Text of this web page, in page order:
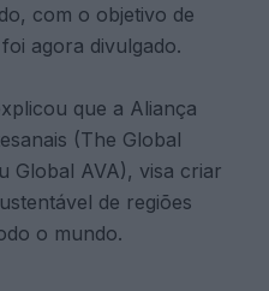
com o objetivo de
agora divulgado.
que a Aliança
(The Global
Global AVA), visa criar
de regiões
o mundo.